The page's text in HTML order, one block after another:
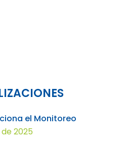
el Monitoreo
2025